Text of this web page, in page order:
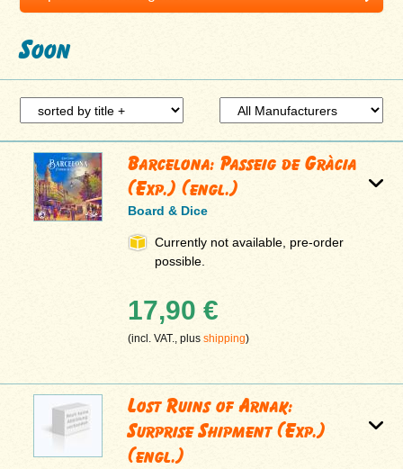
Soon
Barcelona: Passeig de Gràcia
(Exp.) (engl.)
Board & Dice
Currently not available, pre-order
possible.
17,90 €
(incl. VAT., plusshipping)
Lost Ruins of Arnak:
Surprise Shipment (Exp.)
(engl.)